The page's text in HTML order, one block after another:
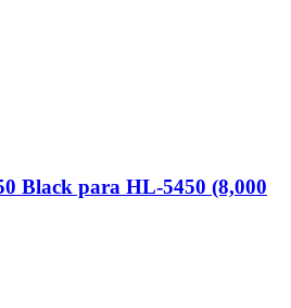
Black para HL-5450 (8,000